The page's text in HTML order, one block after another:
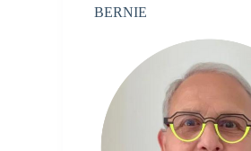
BERNIE